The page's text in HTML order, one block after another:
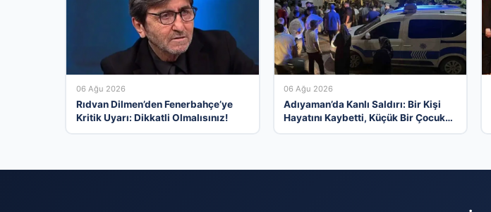
06 Ağu 2026
Rıdvan Dilmen’den Fenerbahçe’ye
Kritik Uyarı: Dikkatli Olmalısınız!
06 Ağu 2026
Adıyaman’da Kanlı Saldırı: Bir Kişi
Hayatını Kaybetti, Küçük Bir Çocuk